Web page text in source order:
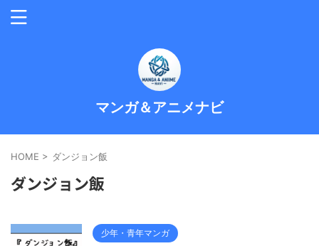
マンガ＆アニメナビ
HOME > ダンジョン飯
ダンジョン飯
少年・青年マンガ